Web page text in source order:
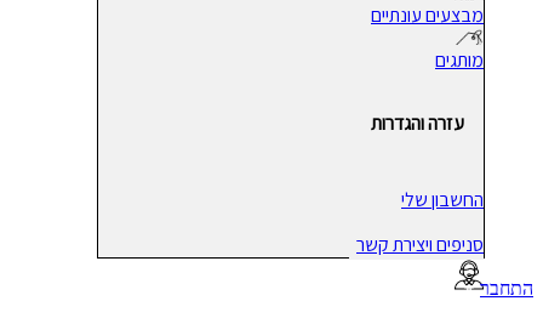
מבצעים עונתיים
מותגים
עזרה והגדרות
החשבון שלי
סניפים ויצירת קשר